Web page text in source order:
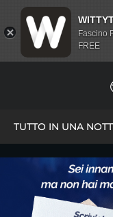
TUTTO IN UNA
Fascino
FREE